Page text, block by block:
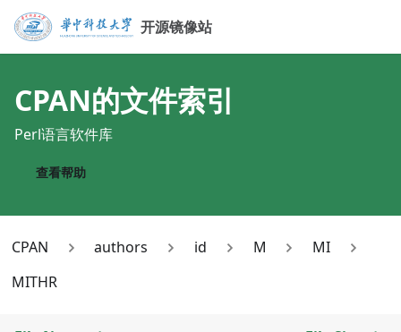
开源镜像站
CPAN的文件索引
Perl语言软件库
查看帮助
CPAN authors id M
MI
MITHR